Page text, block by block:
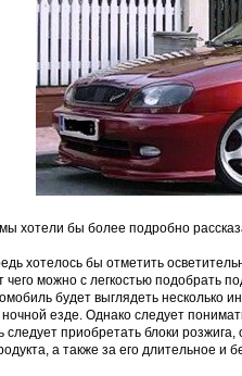
хотели бы более подробно
хотелось бы отметить
чего можно с легкостью подобрать
будет выглядеть несколько
езде. Однако следует
следует приобретать блоки
а также за его длительное